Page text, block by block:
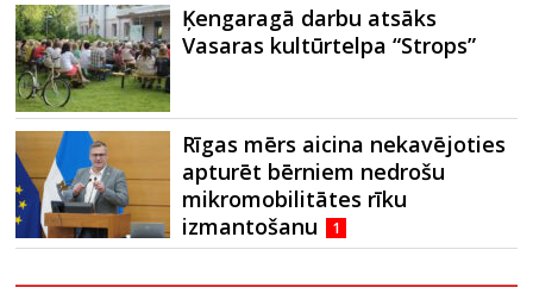
Ķengaragā darbu atsāks
Vasaras kultūrtelpa “Strops”
Rīgas mērs aicina nekavējoties
apturēt bērniem nedrošu
mikromobilitātes rīku
izmantošanu
1